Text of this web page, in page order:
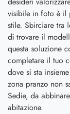
visibile in foto è il
stile. Sbirciare tra
di trovare il
questa soluzione
completare il tuo
dove si sta
zona pranzo non
Sedie, da
abitazione.